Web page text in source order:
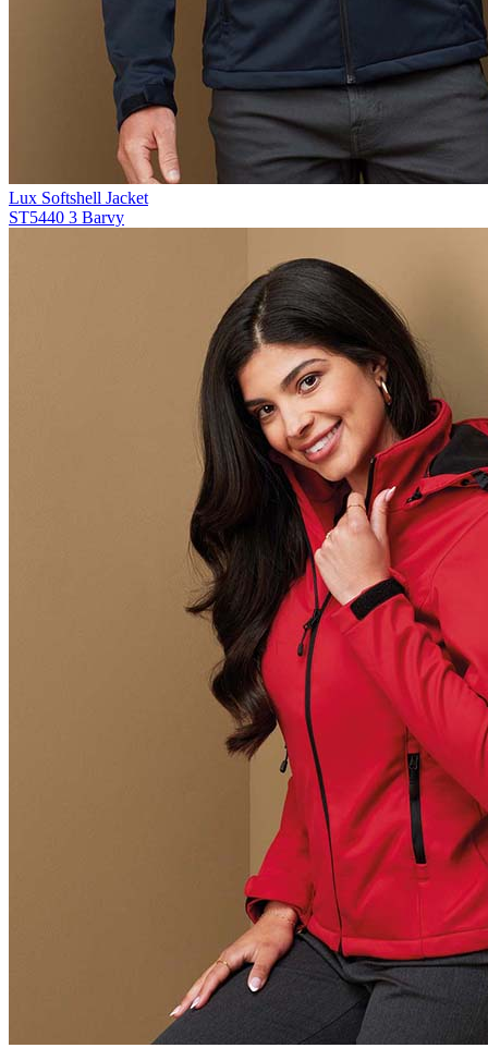
Lux Softshell Jacket
ST5440 3 Barvy